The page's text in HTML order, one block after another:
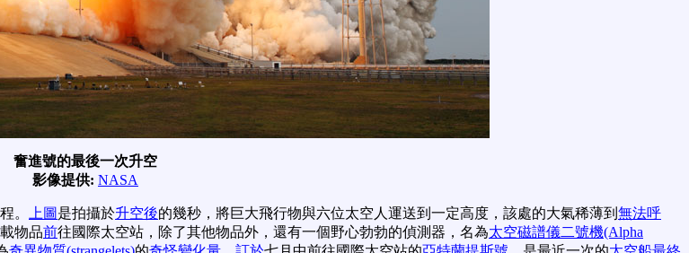
奮進號的最後一次升空
影像提供: NASA
。 上圖 是拍攝於升空後的幾秒，將巨大飛行物與六位太空人運送到一定高度，該處的大氣稀薄到 無法呼
物品前往國際太空站，除了其他物品外，還有一個野心勃勃的偵測器，名為太空磁譜儀二號機(Alpha